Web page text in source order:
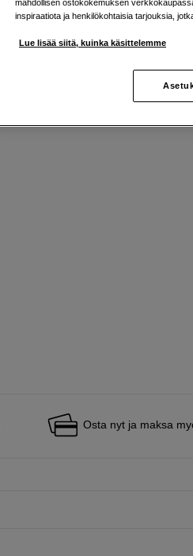
Osta nyt ja maksa
mahdollisen ostokokemuksen
inspiraatiota ja henkilökohtaisia tarjouksia,
Lue lisää siitä, kuinka käsittelemme